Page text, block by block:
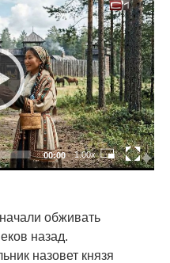
00:00 1.00x
обживать
назад.
назовет князя